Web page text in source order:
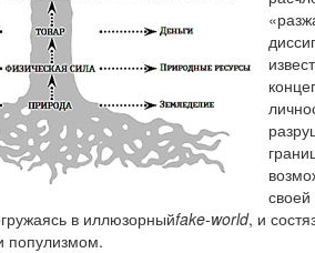
в иллюзорныйfake-world, и
популизмом.